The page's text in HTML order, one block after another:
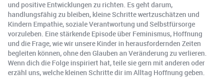
und positive Entwicklungen zu richten. Es geht darum,
handlungsfähig zu bleiben, kleine Schritte wertzuschätzen und
Kindern Empathie, soziale Verantwortung und Selbstfürsorge
vorzuleben. Eine stärkende Episode über Feminismus, Hoffnung
und die Frage, wie wir unsere Kinder in herausfordernden Zeiten
begleiten können, ohne den Glauben an Veränderung zu verlieren.
Wenn dich die Folge inspiriert hat, teile sie gern mit anderen oder
erzähl uns, welche kleinen Schritte dir im Alltag Hoffnung geben.